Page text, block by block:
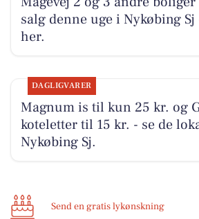
salg denne uge i Nykøbing
her.
DAGLIGVARER
Magnum is til kun 25 kr. og
koteletter til 15 kr. - se de
Nykøbing Sj.
Send en gratis lykønskning